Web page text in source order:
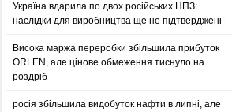
Україна вдарила по двох російських НПЗ:
наслідки для виробництва ще не підтверджені
Висока маржа переробки збільшила прибуток
ORLEN, але цінове обмеження тиснуло на
роздріб
росія збільшила видобуток нафти в липні, але